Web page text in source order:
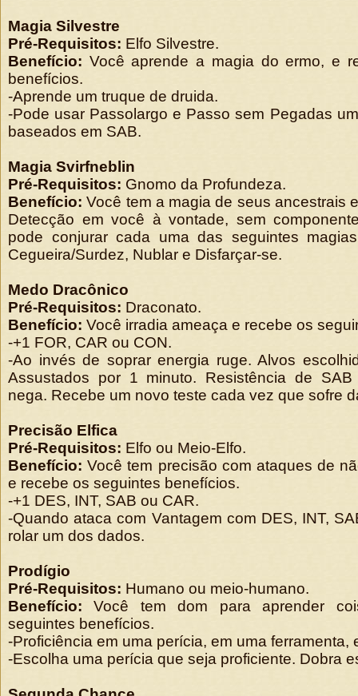
Magia Silvestre
Pré-Requisitos: Elfo Silvestre.
Benefício: Você aprende a magia do ermo, e
benefícios.
-Aprende um truque de druida.
-Pode usar Passolargo e Passo sem Pegadas
baseados em SAB.
Magia Svirfneblin
Pré-Requisitos: Gnomo da Profundeza.
Benefício:Você tem a magia de seus ancestrais
Detecção em você à vontade, sem
pode conjurar cada uma das seguintes
Cegueira/Surdez, Nublar e Disfarçar-se.
Medo Dracônico
Pré-Requisitos: Draconato.
Benefício: Você irradia ameaça e recebe os
-+1 FOR, CAR ou CON.
-Ao invés de soprar energia ruge. Alvos
Assustados por 1 minuto. Resistência de
nega. Recebe um novo teste cada vez que sofre
Precisão Elfica
Pré-Requisitos: Elfo ou Meio-Elfo.
Benefício:Você tem precisão com ataques de
e recebe os seguintes benefícios.
-+1 DES, INT, SAB ou CAR.
-Quando ataca com Vantagem com DES, INT,
rolar um dos dados.
Prodígio
Pré-Requisitos: Humano ou meio-humano.
Benefício:Você tem dom para aprender
seguintes benefícios.
-Proficiência em uma perícia, em uma ferramenta,
-Escolha uma perícia que seja proficiente. Dobra